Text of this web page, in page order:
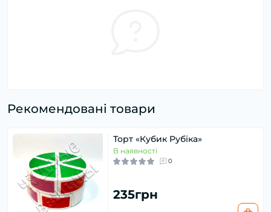
Рекомендовані товари
Торт «Кубик Рубіка»
В наявності
0
235грн